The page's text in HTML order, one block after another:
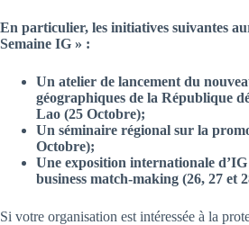
En particulier, les initiatives suivantes
Semaine IG » :
Un atelier de lancement du
géographiques de la République
Lao (25 Octobre);
Un séminaire régional sur la
Octobre);
Une exposition internationale
business match-making (26, 27 et
Si votre organisation est intéressée à la